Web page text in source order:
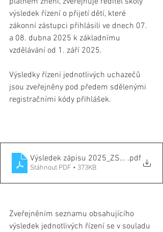
výsledek řízení o přijetí dětí, které
zákonní zástupci přihlásili ve dnech 07.
a 08. dubna 2025 k základnímu
vzdělávání od 1. září 2025.
Výsledky řízení jednotlivých uchazečů
jsou zveřejněny pod předem sdělenými
registračními kódy přihlášek.
Výsledek zápisu .pdf
Stáhnout PDF • 373KB
Zveřejněním seznamu obsahujícího
výsledek jednotlivých řízení se v souladu